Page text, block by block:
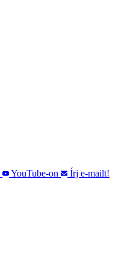
YouTube-on
Írj e-mailt!